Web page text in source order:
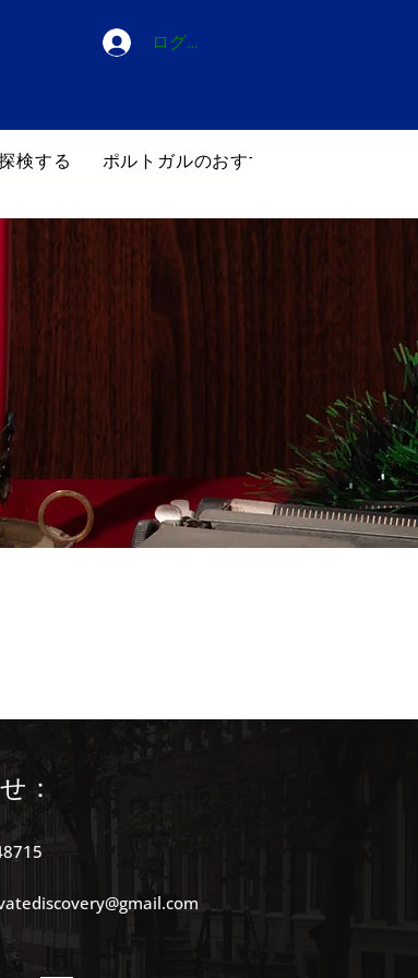
ログイン
検する ポルトガルのおすすめホテル
Kanōsei)
：